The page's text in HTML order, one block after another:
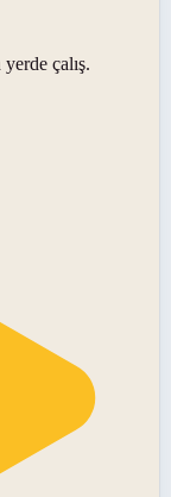
çalış.